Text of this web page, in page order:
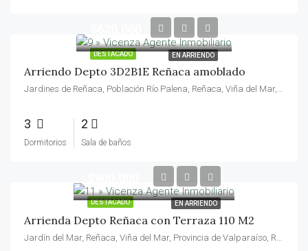
DESTACADO EN ARRIENDO
Arriendo Depto 3D2B1E Reñaca amoblado
Jardines de Reñaca, Población Río Palena, Reñaca, Viña del Mar, Provincia de Valparaíso, Región de Valparaíso, 2571190, Chile
3
Dormitorios
2
Sala de baños
DESTACADO EN ARRIENDO
Arrienda Depto Reñaca con Terraza 110 M2